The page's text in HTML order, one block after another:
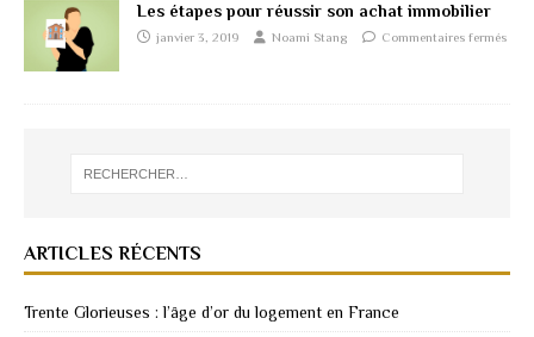
Les étapes pour réussir son achat immobilier
janvier 3, 2019 Noami Stang Commentaires fermés
ARTICLES RÉCENTS
Trente Glorieuses : l’âge d’or du logement en France